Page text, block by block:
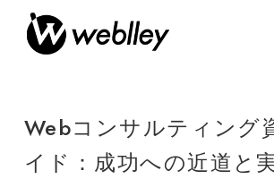
Webコンサルティング
イド：成功への近道と